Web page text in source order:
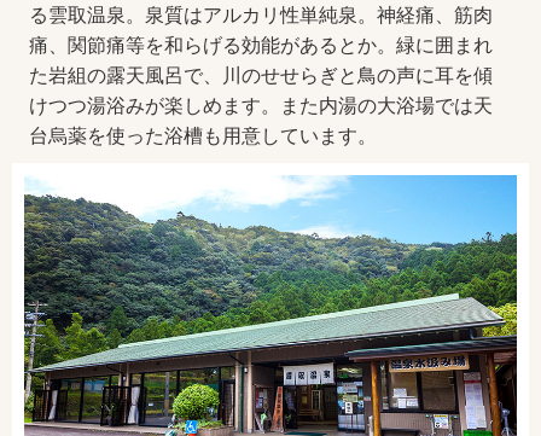
る雲取温泉。泉質はアルカリ性単純泉。神経痛、筋肉
痛、関節痛等を和らげる効能があるとか。緑に囲まれ
た岩組の露天風呂で、川のせせらぎと鳥の声に耳を傾
けつつ湯浴みが楽しめます。また内湯の大浴場では天
台烏薬を使った浴槽も用意しています。